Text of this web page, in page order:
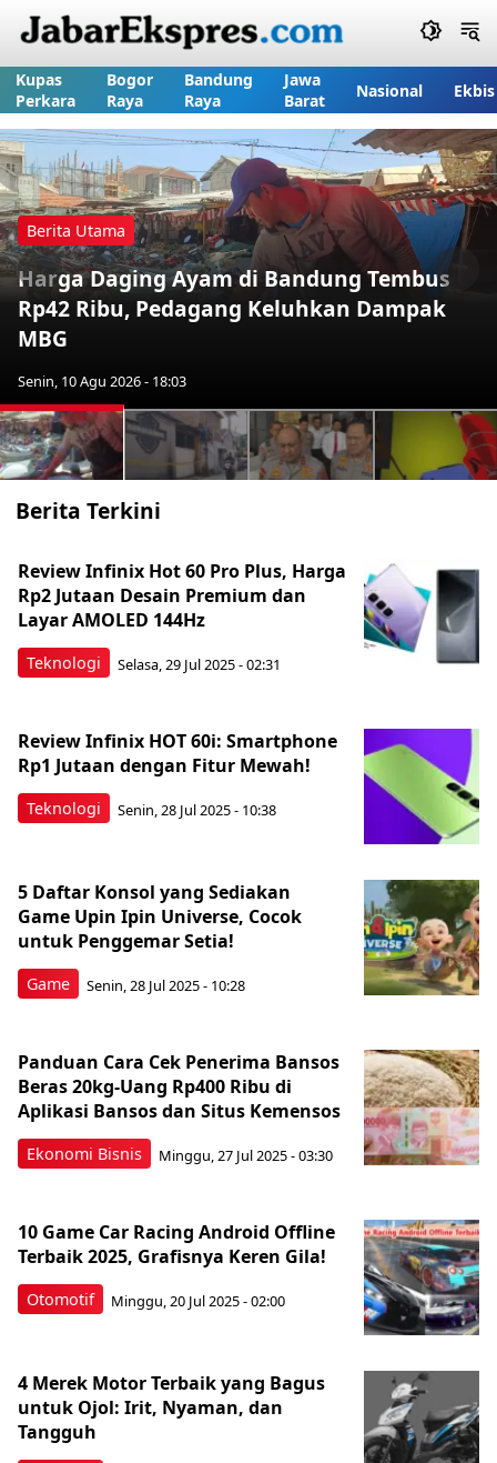
Kupas
Perkara
Bogor
Raya
Bandung
Raya
Jawa
Barat
Nasional Ekbis
Berita Utama
Harga Daging Ayam di Bandung Tembus
Rp42 Ribu, Pedagang Keluhkan Dampak
MBG
Senin, 10 Agu 2026 - 18:03
Previous
Berita Terkini
Teknologi
Review Infinix Hot 60 Pro Plus, Harga
Rp2 Jutaan Desain Premium dan
Layar AMOLED 144Hz
Selasa, 29 Jul 2025 - 02:31
Teknologi
Review Infinix HOT 60i: Smartphone
Rp1 Jutaan dengan Fitur Mewah!
Senin, 28 Jul 2025 - 10:38
Game
5 Daftar Konsol yang Sediakan
Game Upin Ipin Universe, Cocok
untuk Penggemar Setia!
Senin, 28 Jul 2025 - 10:28
Ekonomi Bisnis
Panduan Cara Cek Penerima Bansos
Beras 20kg-Uang Rp400 Ribu di
Aplikasi Bansos dan Situs Kemensos
Minggu, 27 Jul 2025 - 03:30
Otomotif
10 Game Car Racing Android Offline
Terbaik 2025, Grafisnya Keren Gila!
Minggu, 20 Jul 2025 - 02:00
4 Merek Motor Terbaik yang Bagus
untuk Ojol: Irit, Nyaman, dan
Tangguh